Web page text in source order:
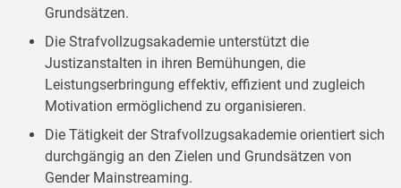
Grundsätzen.
Die Strafvollzugsakademie unterstützt die
Justizanstalten in ihren Bemühungen, die
Leistungserbringung effektiv, effizient und zugleich
Motivation ermöglichend zu organisieren.
Die Tätigkeit der Strafvollzugsakademie orientiert sich
durchgängig an den Zielen und Grundsätzen von
Gender Mainstreaming.